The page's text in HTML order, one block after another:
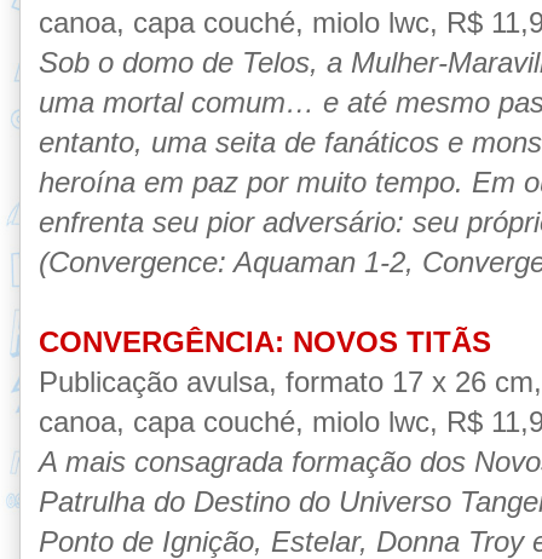
canoa, capa couché, miolo lwc, R$
Sob o domo de Telos, a Mulher-
uma mortal comum… e até mesmo
entanto, uma seita de fanáticos e
heroína em paz por muito tempo. Em
enfrenta seu pior adversário: seu
(Convergence: Aquaman 1-2,
CONVERGÊNCIA: NOVOS TITÃS
Publicação avulsa, formato 17 x 26
canoa, capa couché, miolo lwc, R$
A mais consagrada formação dos
Patrulha do Destino do Universo
Ponto de Ignição, Estelar, Donna Troy